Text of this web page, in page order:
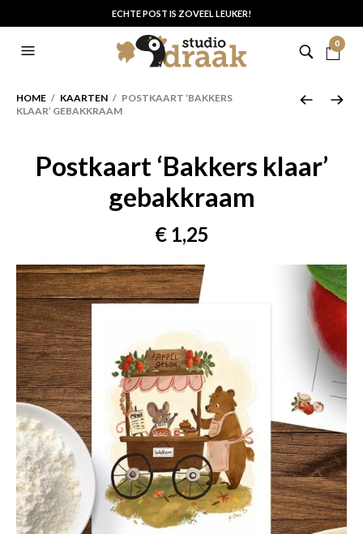
ECHTE POST IS ZOVEEL LEUKER!
0
HOME / KAARTEN / POSTKAART ‘BAKKERS
KLAAR’ GEBAKKRAAM
Postkaart ‘Bakkers klaar’
gebakkraam
€1,25